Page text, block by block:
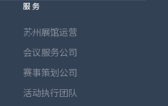
服务
苏州展馆运营
会议服务公司
赛事策划公司
活动执行团队